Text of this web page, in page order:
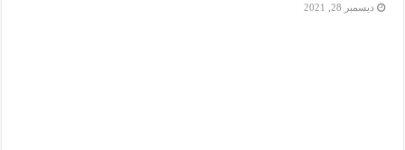
ديسمبر 28, 2021